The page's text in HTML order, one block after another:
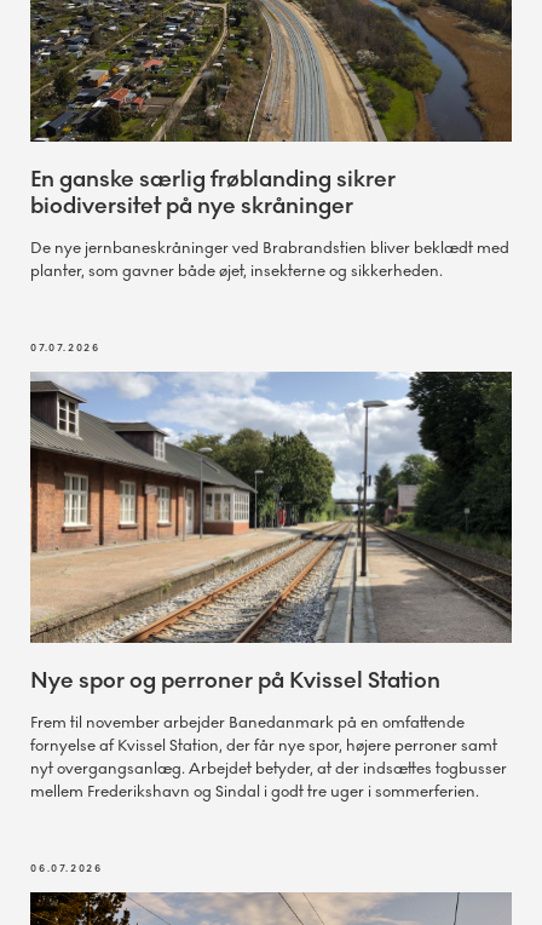
En ganske særlig frøblanding sikrer
biodiversitet på nye skråninger
De nye jernbaneskråninger ved Brabrandstien bliver beklædt med
planter, som gavner både øjet, insekterne og sikkerheden.
07.07.2026
Nye spor og perroner på Kvissel Station
Frem til november arbejder Banedanmark på en omfattende
fornyelse af Kvissel Station, der får nye spor, højere perroner samt
nyt overgangsanlæg. Arbejdet betyder, at der indsættes togbusser
mellem Frederikshavn og Sindal i godt tre uger i sommerferien.
06.07.2026